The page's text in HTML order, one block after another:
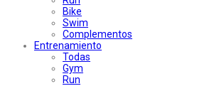
Bike
Swim
Complementos
Entrenamiento
Todas
Gym
Run